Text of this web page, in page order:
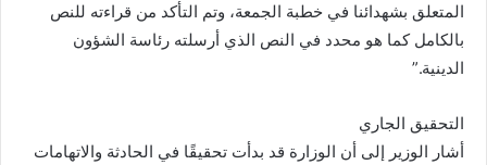
المتعلق بشهدائنا في خطبة الجمعة، وتم التأكد من قراءته للنص
بالكامل كما هو محدد في النص الذي أرسلته رئاسة الشؤون
الدينية.”
التحقيق الجاري
أشار الوزير إلى أن الوزارة قد بدأت تحقيقًا في الحادثة والاتهامات